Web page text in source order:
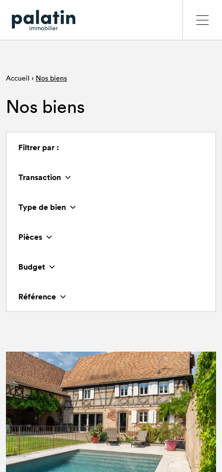
Accueil › Nos biens
Nos biens
Filtrer par :
Transaction
Type de bien
Pièces
Budget
Référence